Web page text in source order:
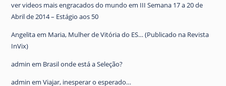
ver videos mais engracados do mundo em III Semana 17 a 20 de
Abril de 2014 – Estágio aos 50
Angelitaem Maria, Mulher de Vitória do ES… (Publicado na Revista
InVix)
admin em Brasil onde está a Seleção?
admin emViajar, inesperar o esperado…